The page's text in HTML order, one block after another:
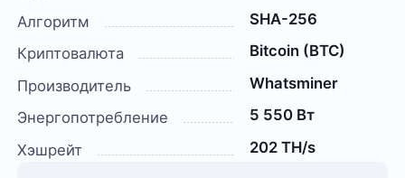
Алгоритм
SHA-256
Криптовалюта
Bitcoin (BTC)
Производитель
Whatsminer
Энергопотребление
5 550 Вт
Хэшрейт
202 TH/s